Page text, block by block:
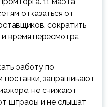
отказаться от
сократить
время пересмотра
работу по
запрашивают
не снижают
штрафы и не слышат